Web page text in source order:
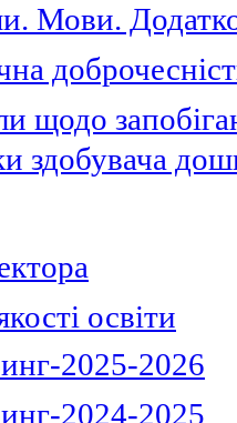
Мови.
щодо
здобувача
освіти
2025-2026
2024-2025